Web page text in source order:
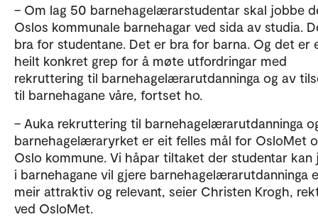
– Om lag 50 barnehagelærarstudentar skal jobbe
Oslos kommunale barnehagar ved sida av studia.
bra for studentane. Det er bra for barna. Og det er
heilt konkret grep for å møte utfordringar med
rekruttering til barnehagelærarutdanninga og av
til barnehagane våre, fortset ho.
– Auka rekruttering til barnehagelærarutdanninga
barnehagelæraryrket er eit felles mål for OsloMet
Oslo kommune. Vi håpar tiltaket der studentar kan
i barnehagane vil gjere barnehagelærarutdanninga
meir attraktiv og relevant, seier Christen Krogh,
ved OsloMet.